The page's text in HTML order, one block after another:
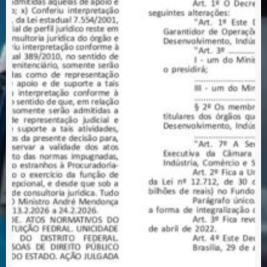
publicado
decreto
que
regulamenta
a
CBS
é
o